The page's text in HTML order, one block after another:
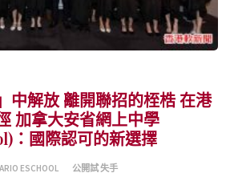
中解放 離開聯招的桎梏 在港
加拿大安省網上中學
：國際認可的新選擇
ESCHOOL
公開試 失手